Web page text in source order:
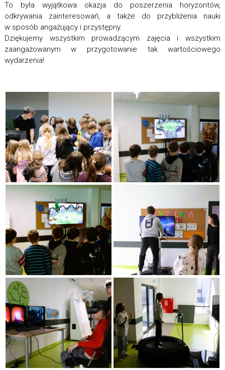
To była wyjątkowa okazja do poszerzenia horyzontów,
odkrywania zainteresowań, a także do przybliżenia nauki
w sposób angażujący i przystępny.
Dziękujemy wszystkim prowadzącym zajęcia i wszystkim
zaangażowanym w przygotowanie tak wartościowego
wydarzenia!